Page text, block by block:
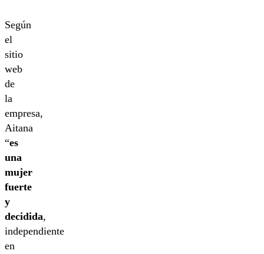
Según
el
sitio
web
de
la
empresa,
Aitana
“es
una
mujer
fuerte
y
decidida,
independiente
en